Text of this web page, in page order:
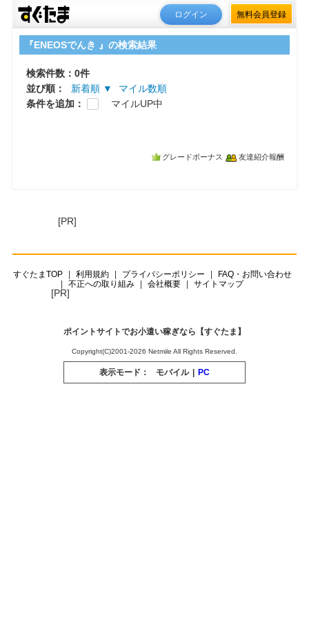
ログイン 無料会員登録
『ENEOSでんき 』の検索結果
検索件数：0件
並び順：
新着順 ▼
マイル数順
条件を追加：
マイルUP中
グレードボーナス 友達紹介報酬
[PR]
すぐたまTOP 利用規約 プライバシーポリシー
FAQ・お問い合わせ
不正への取り組み
会社概要 サイトマップ
[PR]
ポイントサイトでお小遣い稼ぎなら【すぐたま】
Copyright(C)2001-2026 Netmile All Rights Reserved.
表示モード： モバイル PC